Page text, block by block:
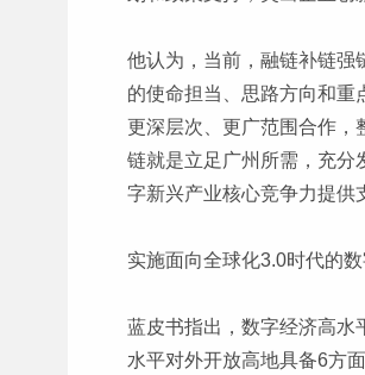
他认为，当前，融链补链强
的使命担当、思路方向和重
更深层次、更广范围合作，
链就是立足广州所需，充分
字新兴产业核心竞争力提供
实施面向全球化3.0时代的
蓝皮书指出，数字经济高水
水平对外开放高地具备6方